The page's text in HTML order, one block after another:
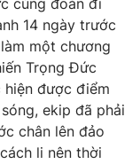
cùng đoàn đi
14 ngày trước
một chương
Trọng Đức
được điểm
ekip đã phải
chân lên đảo
li nên thời